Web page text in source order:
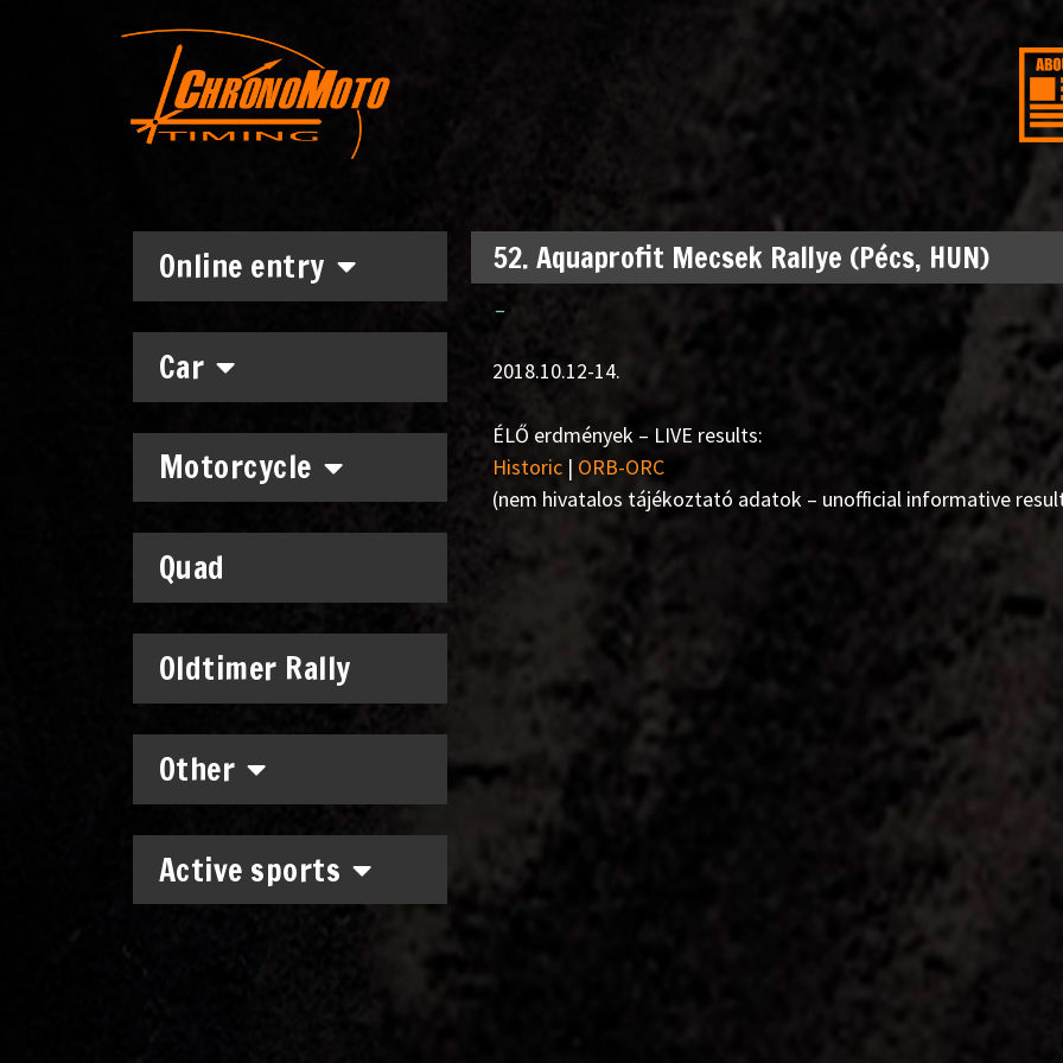
Online entry
Car
Motorcycle
Quad
Oldtimer Rally
Other
Active sports
52. Aquaprofit Mecsek Rallye (Pécs, HUN)
–
2018.10.12-14.
ÉLŐ erdmények – LIVE results:
Historic | ORB-ORC
(nem hivatalos tájékoztató adatok – unofficial informative